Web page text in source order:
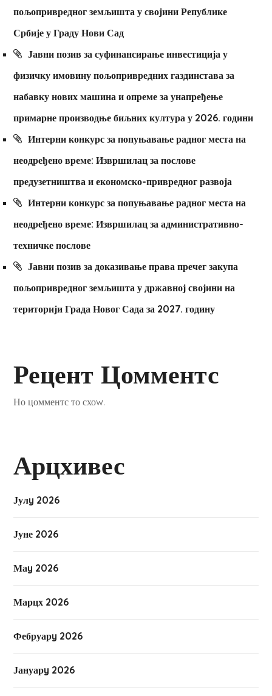
пољопривредног земљишта у својини Републике
Србије у Граду Нови Сад
Јавни позив за суфинансирање инвестиција у
физичку имовину пољопривредних газдинстава за
набавку нових машина и опреме за унапређење
примарне производње биљних култура у 2026. години
Интерни конкурс за попуњавање радног места на
неодређено време: Извршилац за послове
предузетништва и економско-привредног развоја
Интерни конкурс за попуњавање радног места на
неодређено време: Извршилац за административно-
техничке послове
Јавни позив за доказивање права пречег закупа
пољопривредног земљишта у државној својини на
територији Града Новог Сада за 2027. годину
Рецент Цомментс
Но цомментс то схоw.
Арцхивес
Јулy 2026
Јуне 2026
Маy 2026
Марцх 2026
Фебруарy 2026
Јануарy 2026